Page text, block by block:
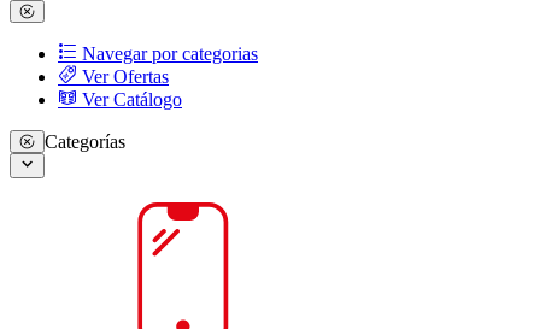
Navegar por categorias
Ver Ofertas
Ver Catálogo
Categorías